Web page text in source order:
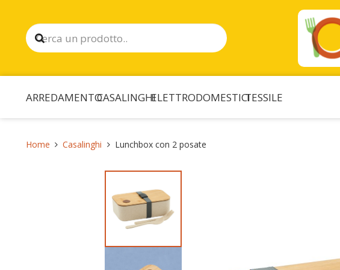
ARREDAMENTOCASALINGHIELETTRODOMESTICITESSILE
Home Casalinghi Lunchbox con 2 posate